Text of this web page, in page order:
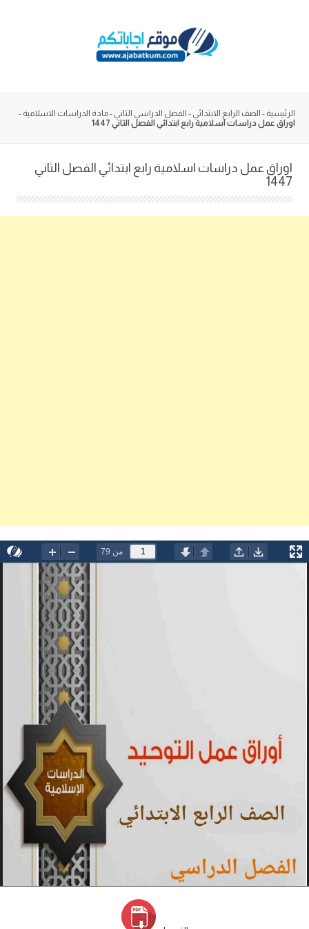
الرئيسية - الصف الرابع الابتدائي - الفصل الدراسي الثاني -مادة الدراسات الاسلامية -
اوراق عمل دراسات اسلامية رابع ابتدائي الفصل الثاني 1447
اوراق عمل دراسات اسلامية رابع ابتدائي الفصل الثاني
1447